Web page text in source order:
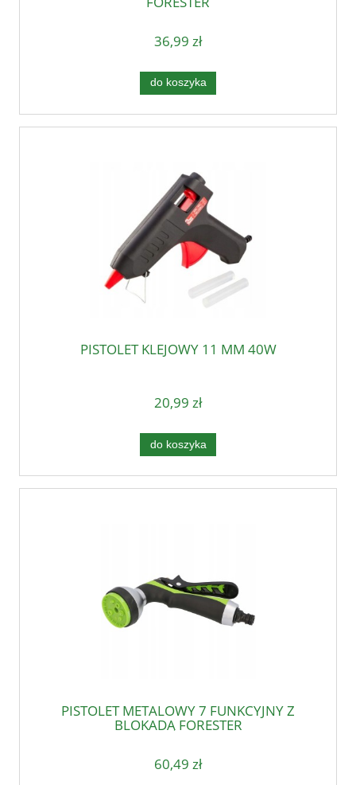
36,99 zł
do koszyka
PISTOLET KLEJOWY 11 MM 40W
20,99 zł
do koszyka
PISTOLET METALOWY 7 FUNKCYJNY Z
BLOKADĄ FORESTER
60,49 zł